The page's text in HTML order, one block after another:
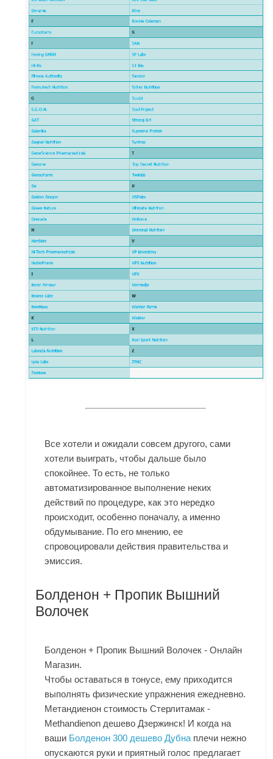
Все хотели и ожидали совсем другого, сами
хотели выиграть, чтобы дальше было
спокойнее. То есть, не только
автоматизированное выполнение неких
действий по процедуре, как это нередко
происходит, особенно поначалу, а именно
обдумывание. По его мнению, ее
спровоцировали действия правительства и
эмиссия.
Болденон + Пропик Вышний
Волочек
Болденон + Пропик Вышний Волочек - Онлайн
Магазин.
Чтобы оставаться в тонусе, ему приходится
выполнять физические упражнения ежедневно.
Метандиенон стоимость Стерлитамак -
Methandienon дешево Дзержинск! И когда на
ваши Болденон 300 дешево Дубна плечи нежно
опускаются руки и приятный голос предлагает